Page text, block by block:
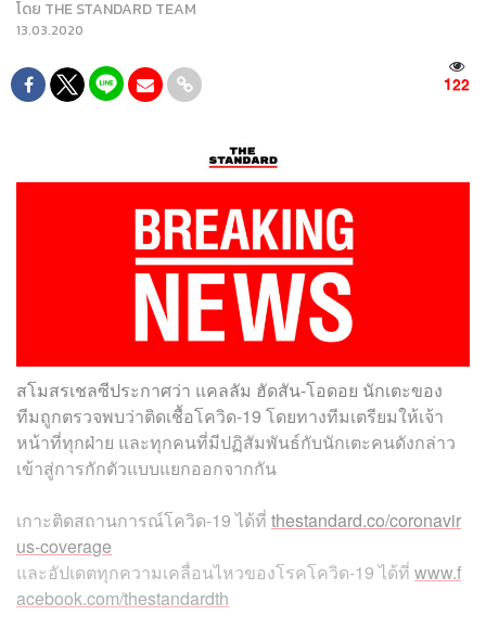
โดย THE STANDARD TEAM
13.03.2020
122
สโมสรเชลซีประกาศว่า แคลลัม ฮัดสัน-โอดอย นักเตะของ
ทีมถูกตรวจพบว่าติดเชื้อโควิด-19 โดยทางทีมเตรียมให้เจ้า
หน้าที่ทุกฝ่าย และทุกคนที่มีปฏิสัมพันธ์กับนักเตะคนดังกล่าว
เข้าสู่การกักตัวแบบแยกออกจากกัน
เกาะติดสถานการณ์โควิด-19ได้ที่ thestandard.co/coronavir
us-coverage
และอัปเดตทุกความเคลื่อนไหวของโรคโควิด-19ได้ที่ www.f
acebook.com/thestandardth